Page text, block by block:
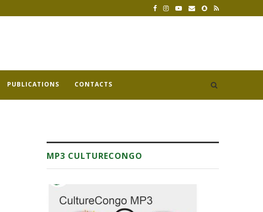
PUBLICATIONS CONTACTS
MP3 CULTURECONGO